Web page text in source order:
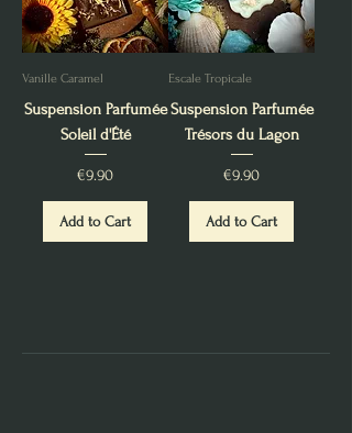
Vanille Caramel
Suspension Parfumée
Soleil d'Été
Price
€9.90
Add to Cart
Escale Tropicale
Suspension Parfumée
Trésors du Lagon
Price
€9.90
Add to Cart